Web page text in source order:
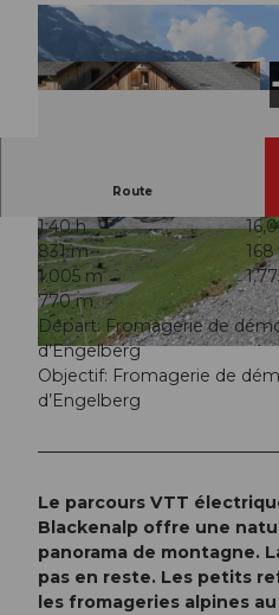
© Engelberg - Titlis Tourismus, Engelberg-Titlis
© Engelberg - Titlis Tourismus, Engelberg-Titlis
Tourismus
Route
1:40 h
831 m
1.005 m
770 m
Départ: Fromagerie de
d’Engelberg
Objectif: Fromagerie de
d’Engelberg
Le parcours VTT
Blackenalp offre une
panorama de montagne.
pas en reste. Les petits
les fromageries alpines